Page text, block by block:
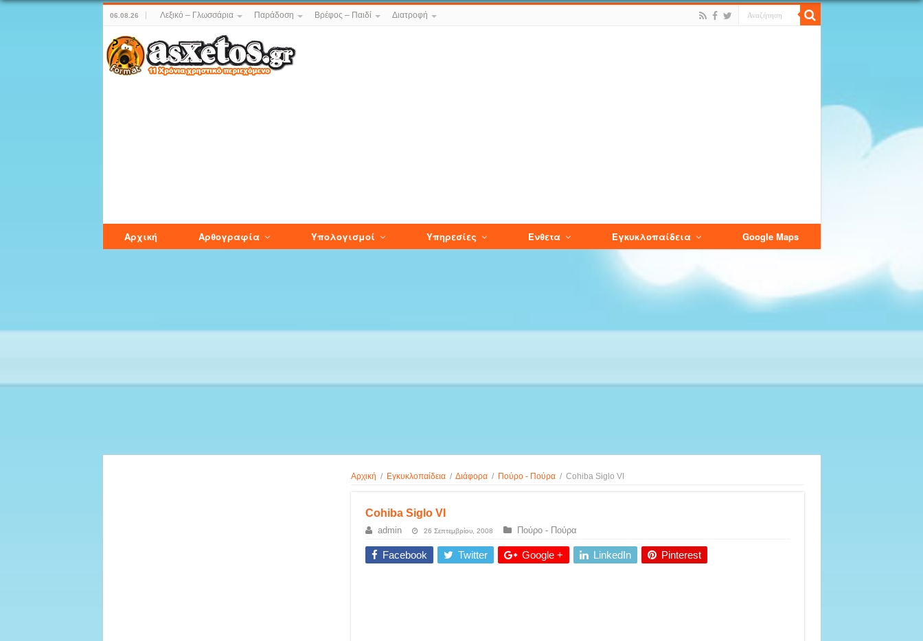
06.08.26 Λεξικό – Γλωσσάρια Παράδοση Βρέφος – Παιδί Διατροφή
Αρχική Αρθογραφία Υπολογισμοί Υπηρεσίες Ενθετα Εγκυκλοπαίδεια Google Maps
Αρχική / Εγκυκλοπαίδεια / Διάφορα / Πούρο - Πούρα / Cohiba Siglo VI
Cohiba Siglo VI
admin 26 Σεπτεμβρίου, 2008 Πούρο - Πούρα
Facebook Twitter Google + LinkedIn Pinterest